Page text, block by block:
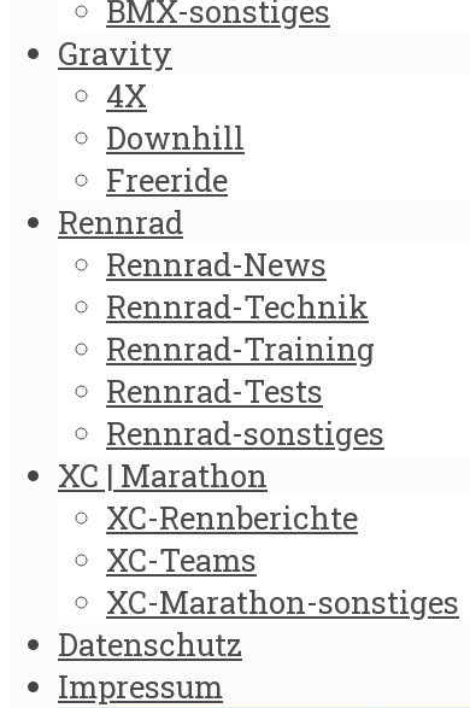
BMX-sonstiges
Gravity
4X
Downhill
Freeride
Rennrad
Rennrad-News
Rennrad-Technik
Rennrad-Training
Rennrad-Tests
Rennrad-sonstiges
XC | Marathon
XC-Rennberichte
XC-Teams
XC-Marathon-sonstiges
Datenschutz
Impressum